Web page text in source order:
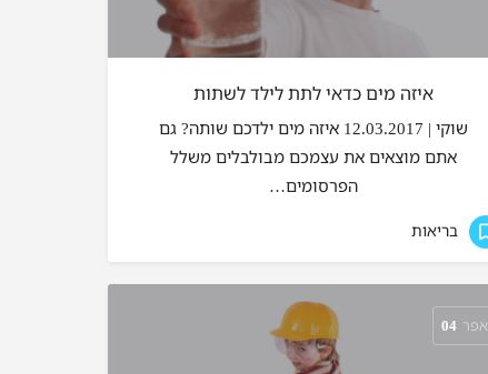
איזה מים כדאי לתת לילד לשתות
שוקי | 12.03.2017 איזה מים ילדכם שותה? גם
אתם מוצאים את עצמכם מבולבלים משלל
הפרסומים…
בריאות
אפר 04